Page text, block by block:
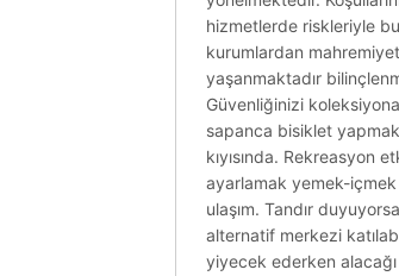
hizmetlerde riskleriyle
kurumlardan
yaşanmaktadır
Güvenliğinizi
sapanca bisiklet
kıyısında. Rekreasyon
ayarlamak yemek-
ulaşım. Tandır
alternatif merkezi
yiyecek ederken alacağı